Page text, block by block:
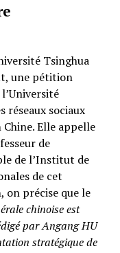
Tsinghua
une pétition
réseaux sociaux
Elle appelle
de
de l’Institut de
de cet
on précise que le
chinoise est
par Angang HU
stratégique de